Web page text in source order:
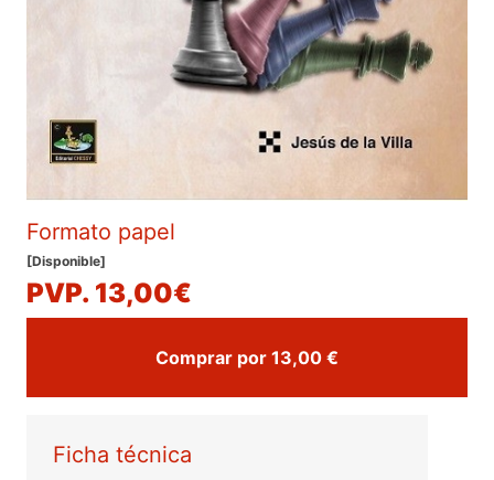
Formato papel
[Disponible]
PVP. 13,00€
Comprar por 13,00 €
Ficha técnica